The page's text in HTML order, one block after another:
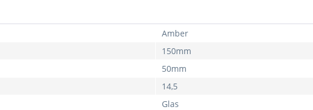
Amber
150mm
50mm
14,5
Glas